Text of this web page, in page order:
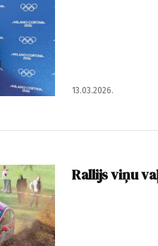
13.03.2026.
Rallijs viņu